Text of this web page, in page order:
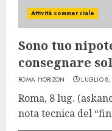
Attività commerciale
Sono tuo
consegnare
ROMA HORIZON LUGLIO 8,
Roma, 8 lug.
nota tecnica del